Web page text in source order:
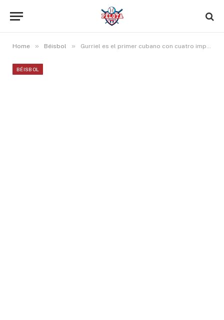
Home » Béisbol » Gurriel es el primer cubano con cuatro imparables en un juego de postemporada
BÉISBOL